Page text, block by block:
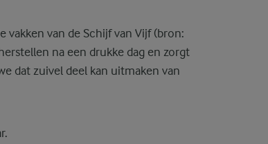
van de Schijf van Vijf (bron:
na een drukke dag en zorgt
dat zuivel deel kan uitmaken van